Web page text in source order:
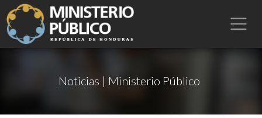
Noticias | Ministerio Público